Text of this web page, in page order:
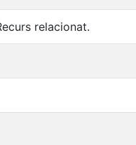
relacionat.